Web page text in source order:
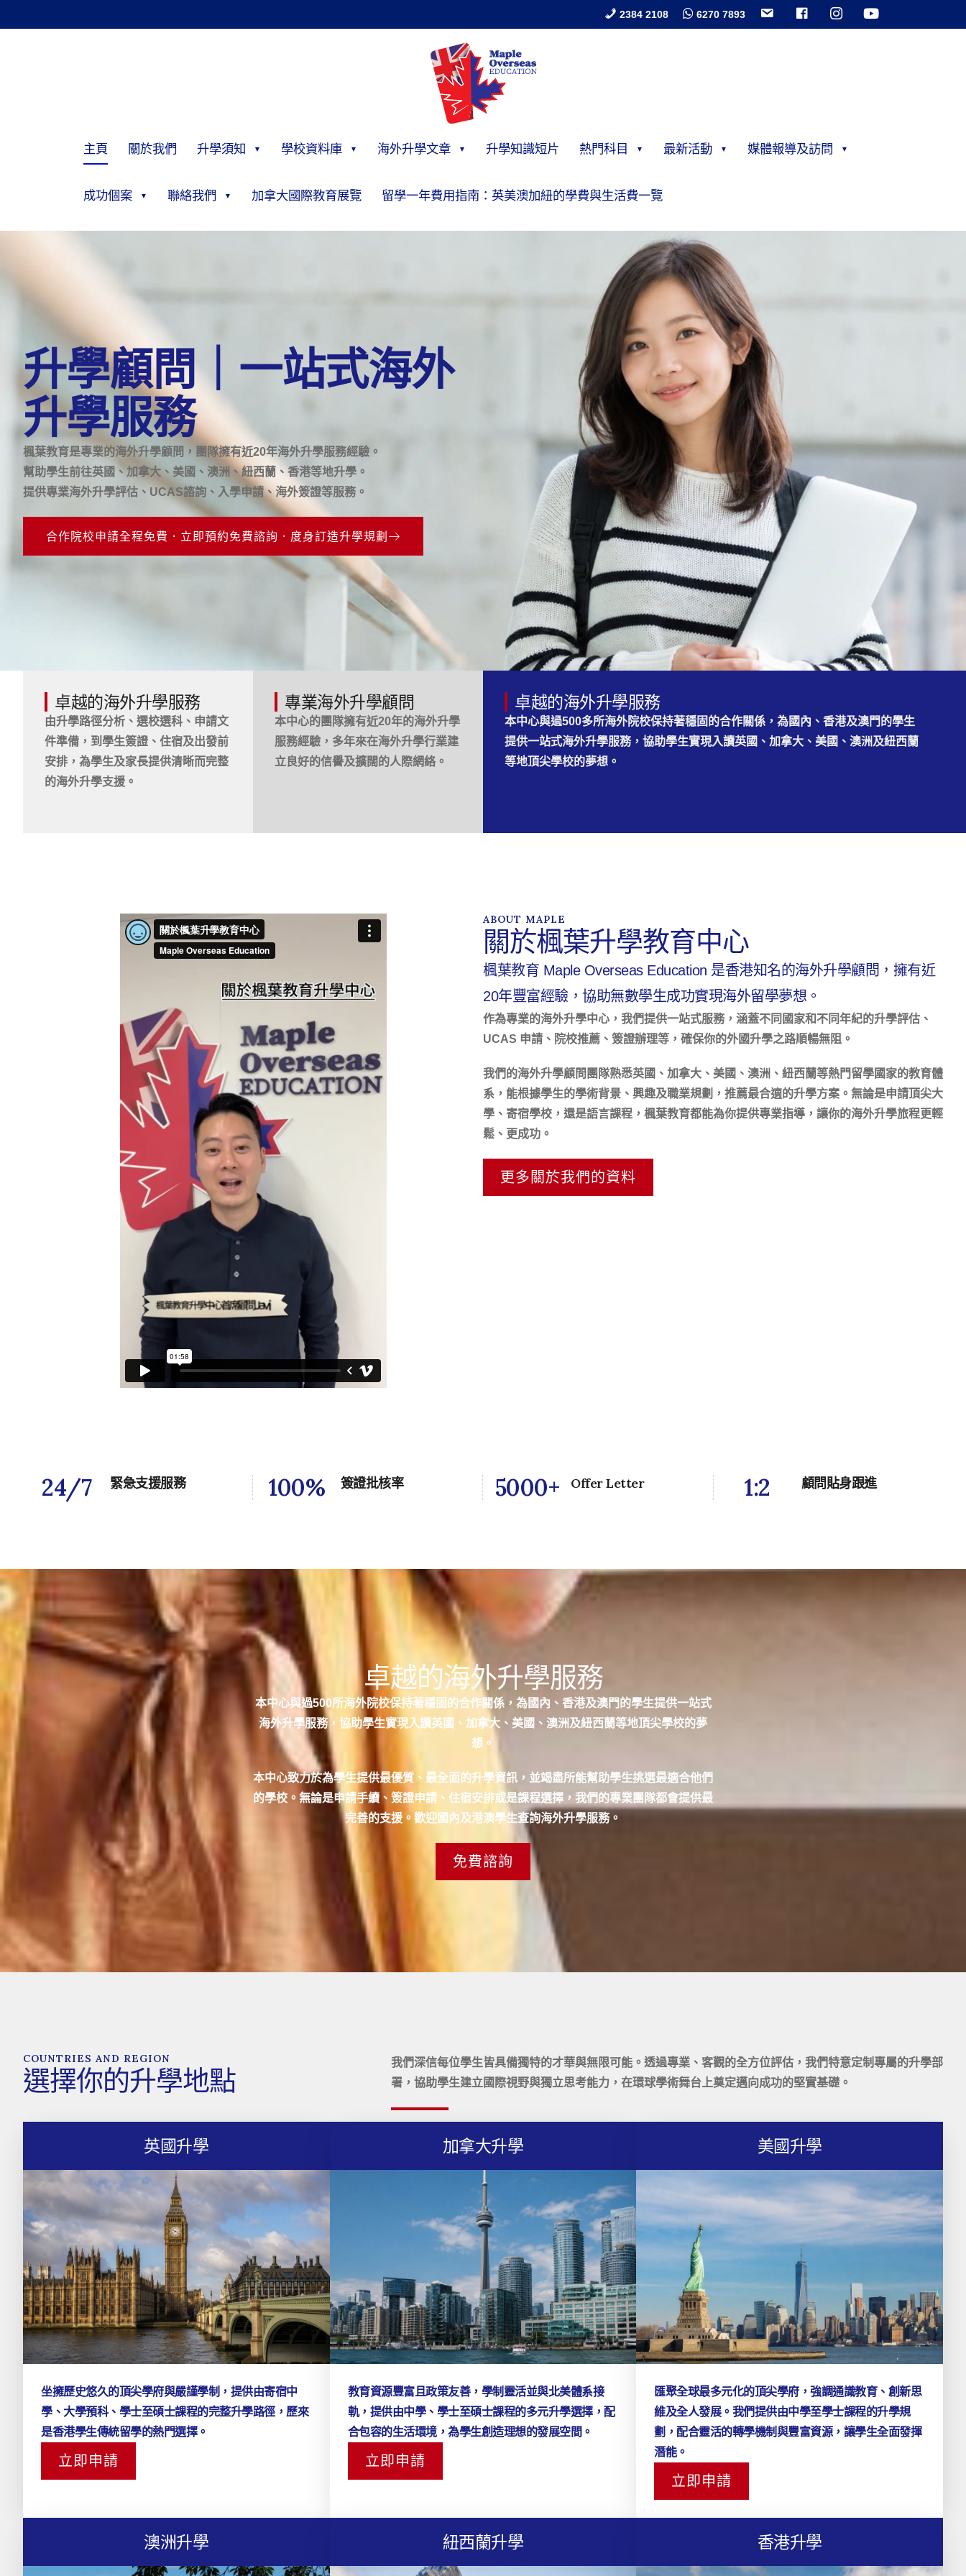
2384 2108 6270 7893
主頁 關於我們 升學須知 學校資料庫 海外升學文章 升學知識短片 熱門科目 最新活動 媒體報導及訪問
成功個案 聯絡我們 加拿大國際教育展覽 留學一年費用指南：英美澳加紐的學費與生活費一覽
升學顧問｜一站式海外
升學服務
楓葉教育是專業的海外升學顧問，團隊擁有近20年海外升學服務經驗。
幫助學生前往英國、加拿大、美國、澳洲、紐西蘭、香港等地升學。
提供專業海外升學評估、UCAS諮詢、入學申請、海外簽證等服務。
合作院校申請全程免費 · 立即預約免費諮詢 · 度身訂造升學規劃
卓越的海外升學服務
由升學路徑分析、選校選科、申請文
件準備，到學生簽證、住宿及出發前
安排，為學生及家長提供清晰而完整
的海外升學支援。
專業海外升學顧問
本中心的團隊擁有近20年的海外升學
服務經驗，多年來在海外升學行業建
立良好的信譽及擴闊的人際網絡。
卓越的海外升學服務
本中心與過500多所海外院校保持著穩固的合作關係，為國內、香港及澳門的學生
提供一站式海外升學服務，協助學生實現入讀英國、加拿大、美國、澳洲及紐西蘭
等地頂尖學校的夢想。
ABOUT MAPLE
關於楓葉升學教育中心
楓葉教育 Maple Overseas Education 是香港知名的海外升學顧問，擁有近
20年豐富經驗，協助無數學生成功實現海外留學夢想。
作為專業的海外升學中心，我們提供一站式服務，涵蓋不同國家和不同年紀的升學評估、
UCAS 申請、院校推薦、簽證辦理等，確保你的外國升學之路順暢無阻。
我們的海外升學顧問團隊熟悉英國、加拿大、美國、澳洲、紐西蘭等熱門留學國家的教育體
系，能根據學生的學術背景、興趣及職業規劃，推薦最合適的升學方案。無論是申請頂尖大
學、寄宿學校，還是語言課程，楓葉教育都能為你提供專業指導，讓你的海外升學旅程更輕
鬆、更成功。
更多關於我們的資料
24/7 緊急支援服務 100% 簽證批核率 5000+ Offer Letter 1:2 顧問貼身跟進
卓越的海外升學服務
本中心與過500所海外院校保持著穩固的合作關係，為國內、香港及澳門的學生提供一站式
海外升學服務，協助學生實現入讀英國、加拿大、美國、澳洲及紐西蘭等地頂尖學校的夢
想。
本中心致力於為學生提供最優質、最全面的升學資訊，並竭盡所能幫助學生挑選最適合他們
的學校。無論是申請手續、簽證申請、住宿安排或是課程選擇，我們的專業團隊都會提供最
完善的支援。歡迎國內及港澳學生查詢海外升學服務。
免費諮詢
COUNTRIES AND REGION
選擇你的升學地點
我們深信每位學生皆具備獨特的才華與無限可能。透過專業、客觀的全方位評估，我們特意定制專屬的升學部
署，協助學生建立國際視野與獨立思考能力，在環球學術舞台上奠定邁向成功的堅實基礎。
英國升學
坐擁歷史悠久的頂尖學府與嚴謹學制，提供由寄宿中
學、大學預科、學士至碩士課程的完整升學路徑，歷來
是香港學生傳統留學的熱門選擇。
立即申請
加拿大升學
教育資源豐富且政策友善，學制靈活並與北美體系接
軌，提供由中學、學士至碩士課程的多元升學選擇，配
合包容的生活環境，為學生創造理想的發展空間。
立即申請
美國升學
匯聚全球最多元化的頂尖學府，強調通識教育、創新思
維及全人發展。我們提供由中學至學士課程的升學規
劃，配合靈活的轉學機制與豐富資源，讓學生全面發揮
潛能。
立即申請
澳洲升學 紐西蘭升學 香港升學